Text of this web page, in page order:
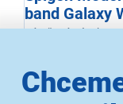
band Galaxy
44/4mm
Výměnný pásek
Ihned k